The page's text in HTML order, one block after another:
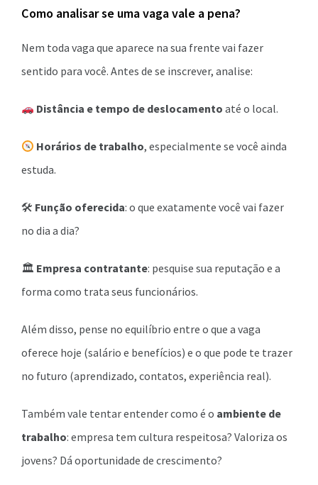
Como analisar se uma vaga vale a pena?
Nem toda vaga que aparece na sua frente vai fazer
sentido para você. Antes de se inscrever, analise:
Distância e tempo de deslocamento até o local.
Horários de trabalho, especialmente se você ainda
estuda.
🛠 Função oferecida: o que exatamente você vai fazer
no dia a dia?
🏛 Empresa contratante: pesquise sua reputação e a
forma como trata seus funcionários.
Além disso, pense no equilíbrio entre o que a vaga
oferece hoje (salário e benefícios) e o que pode te trazer
no futuro (aprendizado, contatos, experiência real).
Também vale tentar entender como é o ambiente de
trabalho: empresa tem cultura respeitosa? Valoriza os
jovens? Dá oportunidade de crescimento?